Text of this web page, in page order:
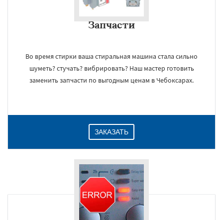
Запчасти
Во время стирки ваша стиральная машина стала сильно
шуметь? стучать? вибрировать? Наш мастер готовить
заменить запчасти по выгодным ценам в Чебоксарах.
ЗАКАЗАТЬ